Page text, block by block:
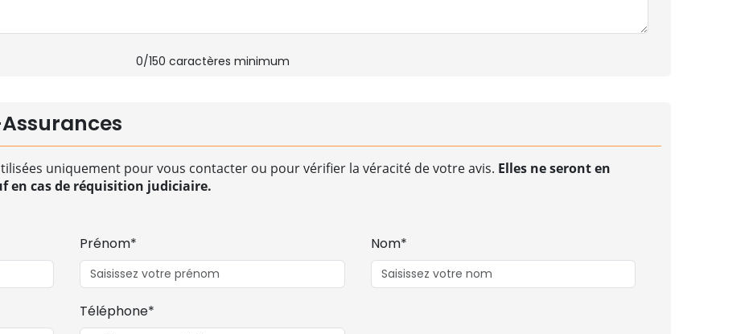
0/150 caractères minimum
uniquement pour vous contacter ou pour vérifier la véracité de votre avis. Elles ne seront en
en cas de réquisition judiciaire.
Prénom* Nom*
Téléphone*